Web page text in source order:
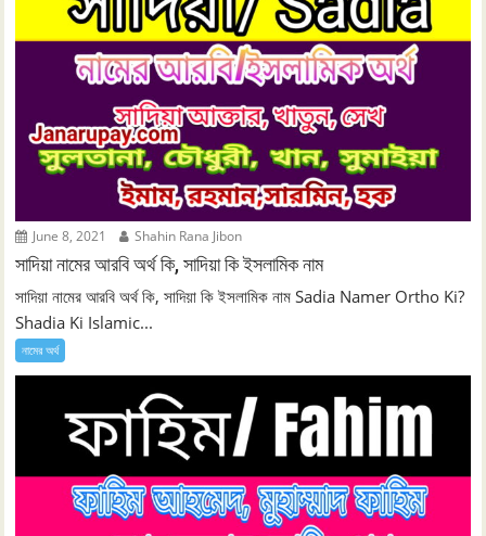
June 8, 2021 Shahin Rana Jibon
সাদিয়া নামের আরবি অর্থ কি, সাদিয়া কি ইসলামিক নাম
সাদিয়া নামের আরবি অর্থ কি, সাদিয়া কি ইসলামিক নাম Sadia Namer Ortho Ki?
Shadia Ki Islamic...
নামের অর্থ